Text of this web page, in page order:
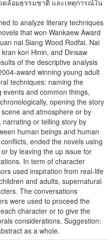
ดล้อมธรรมชาติ และเหตุการณ์ใน
to analyze literary techniques
that won Wankaew Award
nai Siang Wood Rodfai, Nai
kon Hinin, and Dinsaw
of the descriptive analysis
award winning young adult
techniques: naming the
events and common things,
opening the story
and atmosphere or by
narrating or telling story by
human beings and human
ended the novels using
by leaving the up issue for
In term of character
used inspiration from real-life
and adults, supernatural
The conversations
were used to proceed the
character or to give the
considerations. Suggestion:
as a whole.